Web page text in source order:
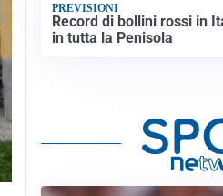
PREVISIONI
Record di bollini rossi in
in tutta la Penisola